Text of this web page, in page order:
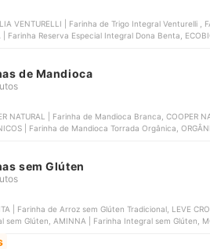
VENTURELLI | Farinha de Trigo Integral Venturelli ,
| Farinha Reserva Especial Integral Dona Benta,
de Mandioca
NATURAL | Farinha de Mandioca Branca, COOPER
| Farinha de Mandioca Torrada Orgânica,
sem Glúten
| Farinha de Arroz sem Glúten Tradicional, LEVE
sem Glúten, AMINNA | Farinha Integral sem Glúten,